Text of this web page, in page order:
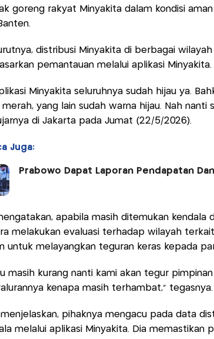
goreng rakyat Minyakita dalam kondisi
distribusi Minyakita di berbagai
pemantauan melalui aplikasi Minyakita.
Minyakita seluruhnya sudah hijau ya.
merah, yang lain sudah warna hijau. Nah nanti
di Jakarta pada Jumat (22/5/2026).
Juga:
Prabowo Dapat Laporan Pendapatan
apabila masih ditemukan kendala
melakukan evaluasi terhadap wilayah
untuk melayangkan teguran keras kepada
masih kurang nanti kami akan tegur
kenapa masih terhambat," tegasnya.
menjelaskan, pihaknya mengacu pada data
melalui aplikasi Minyakita. Dia memastikan